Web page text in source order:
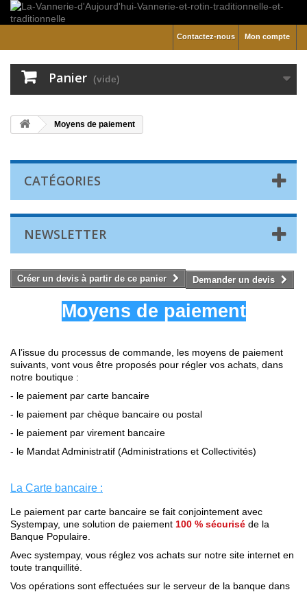
Mon compte
Contactez-nous
Panier (vide)
Moyens de paiement
CATÉGORIES
NEWSLETTER
Créer un devis à partir de ce panier Demander un devis
Moyens de paiement
A l’issue du processus de commande, les moyens de paiement
suivants, vont vous être proposés pour régler vos achats, dans
notre boutique :
- le paiement par carte bancaire
- le paiement par chèque bancaire ou postal
- le paiement par virement bancaire
- le Mandat Administratif (Administrations et Collectivités)
La Carte bancaire :
Le paiement par carte bancaire se fait conjointement avec
Systempay, une solution de paiement 100 % sécurisé de la
Banque Populaire.
Avec systempay, vous réglez vos achats sur notre site internet en
toute tranquillité.
Vos opérations sont effectuées sur le serveur de la banque dans